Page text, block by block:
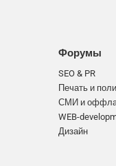
Форумы
SEO & PR
Печать и
СМИ и
WEB-
Дизайн